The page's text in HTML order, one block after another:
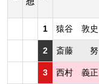
1 猿谷 敦史
2 斎藤 努
3 西村 義正